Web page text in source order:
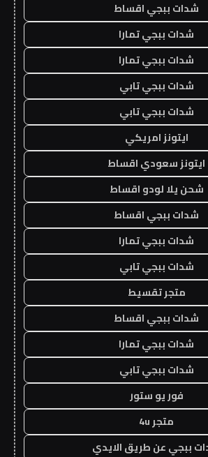
شدات ببجي اقساط
شدات ببجي تمارا
شدات ببجي تمارا
شدات ببجي تابي
شدات ببجي تابي
ايتونز امريكي
ايتونز سعودي اقساط
شحن يلا لودو اقساط
شدات ببجي اقساط
شدات ببجي تمارا
شدات ببجي تابي
متجر تقسيط
شدات ببجي اقساط
شدات ببجي تمارا
شدات ببجي تابي
فور يو ستور
متجر 4u
ببجي عن طريق الايدي